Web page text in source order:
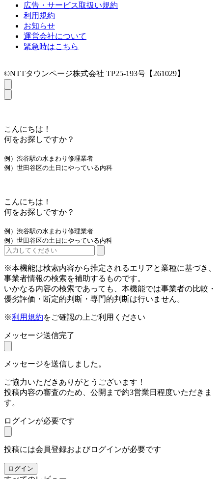
広告・サービス取扱い規約
利用規約
お知らせ
運営会社について
緊急時はこちら
©NTTタウンページ株式会社 TP25-193号【261029】
こんにちは！
何をお探しですか？
例）渋谷駅の水まわり修理業者
例）世田谷区の土日にやっている内科
こんにちは！
何をお探しですか？
例）渋谷駅の水まわり修理業者
例）世田谷区の土日にやっている内科
※本機能は検索内容から推定されるエリアと業種に基づき、
事業者情報の検索を補助するものです。
いかなる内容の検索であっても、本機能では事業者の比較・
優劣評価・断定的判断・専門的判断は行いません。
※利用規約をご確認の上ご利用ください
メッセージ送信完了
メッセージを送信しました。
ご協力いただきありがとうございます！
投稿内容の審査のため、公開まで約3営業日程度いただきま
す。
ログインが必要です
投稿には会員登録およびログインが必要です
ログイン